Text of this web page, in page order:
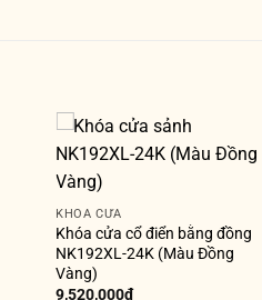
KHÓA CỬA
Khóa cửa cổ điển bằng đồng
NK192XL-24K (Màu Đồng
Vàng)
9,520,000₫